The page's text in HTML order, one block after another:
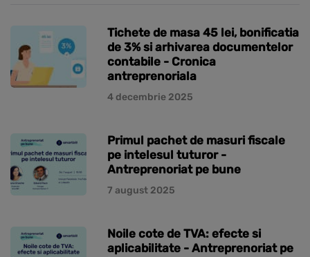
Tichete de masa 45 lei, bonificatia
de 3% si arhivarea documentelor
contabile - Cronica
antreprenoriala
4 decembrie 2025
Primul pachet de masuri fiscale
pe intelesul tuturor -
Antreprenoriat pe bune
7 august 2025
Noile cote de TVA: efecte si
aplicabilitate - Antreprenoriat pe